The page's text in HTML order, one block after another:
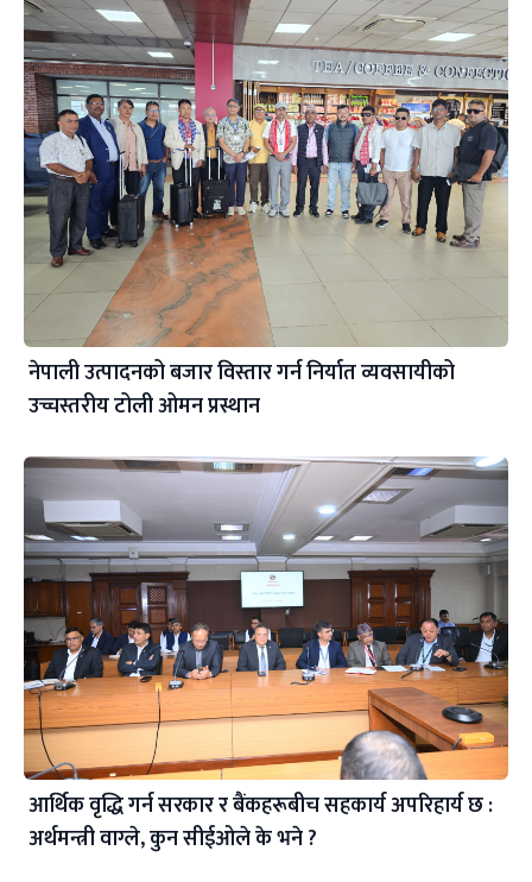
नेपाली उत्पादनको बजार विस्तार गर्न निर्यात व्यवसायीको
उच्चस्तरीय टोली ओमन प्रस्थान
आर्थिक वृद्धि गर्न सरकार र बैंकहरूबीच सहकार्य अपरिहार्य छ :
अर्थमन्त्री वाग्ले, कुन सीईओले के भने ?